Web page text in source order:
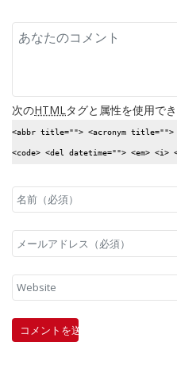
次のHTML タグと属性を使用で
<abbr title=""> <acronym title="">
<code> <del datetime=""> <em>